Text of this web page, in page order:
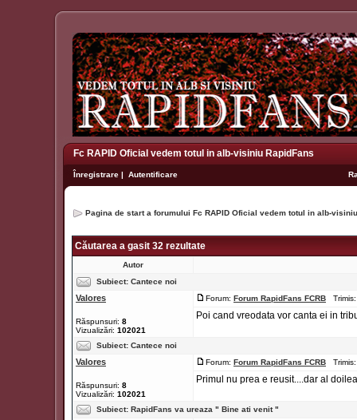
Fc RAPID Oficial vedem totul in alb-visiniu RapidFans
Înregistrare | Autentificare
Pagina de start a forumului Fc RAPID Oficial vedem totul in alb-
Căutarea a gasit 32 rezultate
Autor
Subiect: Cantece noi
Valores
Răspunsuri: 8
Vizualizări: 102021
Forum: Forum RapidFans FCRB
Poi cand vreodata vor canta ei in
Subiect: Cantece noi
Valores
Răspunsuri: 8
Vizualizări: 102021
Forum: Forum RapidFans FCRB
Primul nu prea e reusit....dar al
Subiect: RapidFans va ureaza " Bine ati venit "